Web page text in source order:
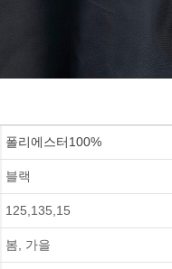
폴리에스터100%
블랙
125,135,15
봄, 가을